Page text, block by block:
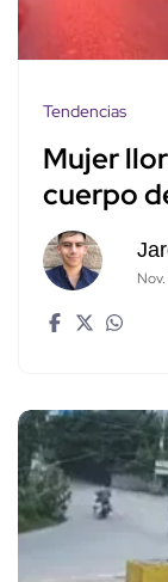
Tendencias
Mujer
cuerpo